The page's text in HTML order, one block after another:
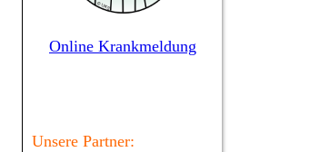
Online Krankmeldung
Unsere Partner: